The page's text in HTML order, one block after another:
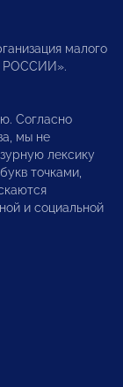
малого
РОССИИ».
Согласно
мы не
лексику
точками,
и социальной